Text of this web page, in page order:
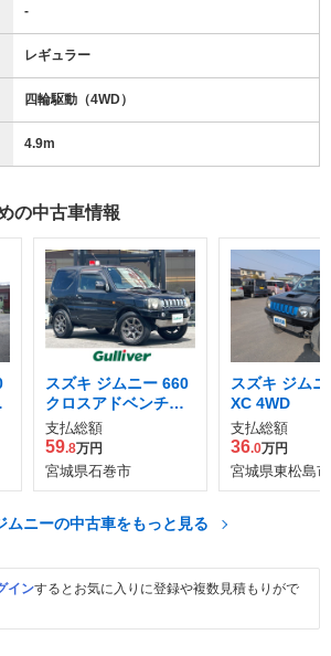
-
レギュラー
四輪駆動（4WD）
4.9m
の中古車情報
スズキ ジムニー 660
クロスアドベンチャ
ー XC 4WD
支払総額
59.8万円
宮城県石巻市
スズキ ジム
XC 4WD
支払総額
36.0万円
宮城県東松島市
ムニーの中古車をもっと見る
インするとお気に入りに登録や複数見積もりがで